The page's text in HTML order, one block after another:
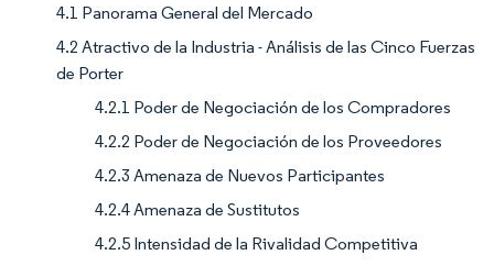
4.1 Panorama General del Mercado
4.2 Atractivo de la Industria - Análisis de las Cinco Fuerzas
de Porter
4.2.1 Poder de Negociación de los Compradores
4.2.2 Poder de Negociación de los Proveedores
4.2.3 Amenaza de Nuevos Participantes
4.2.4 Amenaza de Sustitutos
4.2.5 Intensidad de la Rivalidad Competitiva